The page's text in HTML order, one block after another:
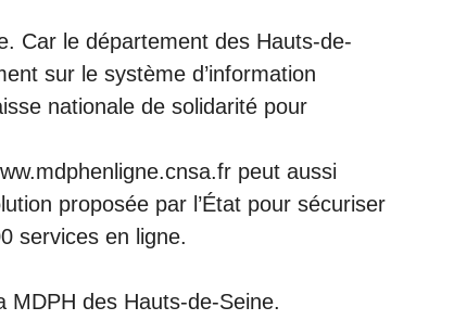
Car le département des Hauts-de-
sur le système d’information
nationale de solidarité pour
peut aussi
proposée par l’État pour sécuriser
services en ligne.
MDPH des Hauts-de-Seine.